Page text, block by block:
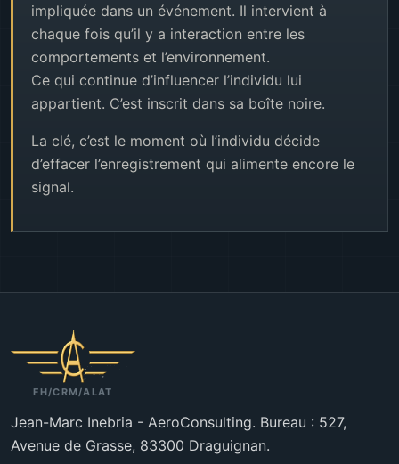
impliquée dans un événement. Il intervient à
chaque fois qu’il y a interaction entre les
comportements et l’environnement.
Ce qui continue d’influencer l’individu lui
appartient. C’est inscrit dans sa boîte noire.
La clé, c’est le moment où l’individu décide
d’effacer l’enregistrement qui alimente encore le
signal.
FH/CRM/ALAT
Jean-Marc Inebria - AeroConsulting. Bureau : 527,
Avenue de Grasse, 83300 Draguignan.